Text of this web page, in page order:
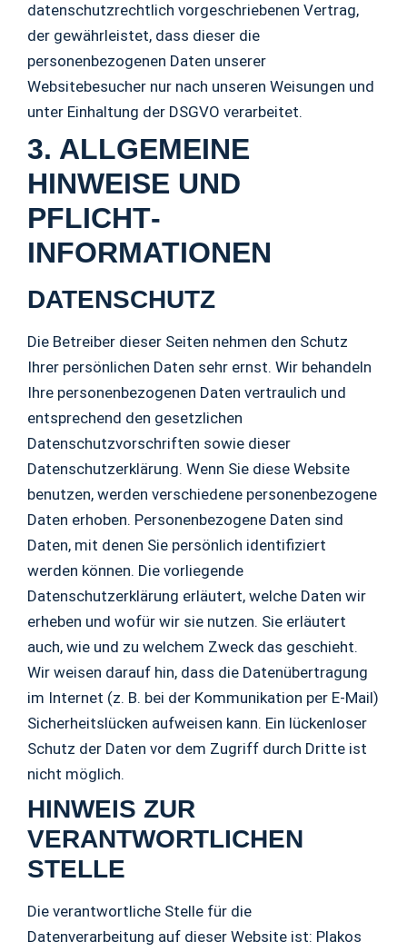
datenschutzrechtlich vorgeschriebenen Vertrag,
der gewährleistet, dass dieser die
personenbezogenen Daten unserer
Websitebesucher nur nach unseren Weisungen und
unter Einhaltung der DSGVO verarbeitet.
3. ALLGEMEINE
HINWEISE UND
PFLICHT­
INFORMATIONEN
DATENSCHUTZ
Die Betreiber dieser Seiten nehmen den Schutz
Ihrer persönlichen Daten sehr ernst. Wir behandeln
Ihre personenbezogenen Daten vertraulich und
entsprechend den gesetzlichen
Datenschutzvorschriften sowie dieser
Datenschutzerklärung. Wenn Sie diese Website
benutzen, werden verschiedene personenbezogene
Daten erhoben. Personenbezogene Daten sind
Daten, mit denen Sie persönlich identifiziert
werden können. Die vorliegende
Datenschutzerklärung erläutert, welche Daten wir
erheben und wofür wir sie nutzen. Sie erläutert
auch, wie und zu welchem Zweck das geschieht.
Wir weisen darauf hin, dass die Datenübertragung
im Internet (z. B. bei der Kommunikation per E-Mail)
Sicherheitslücken aufweisen kann. Ein lückenloser
Schutz der Daten vor dem Zugriff durch Dritte ist
nicht möglich.
HINWEIS ZUR
VERANTWORTLICHEN
STELLE
Die verantwortliche Stelle für die
Datenverarbeitung auf dieser Website ist: Plakos